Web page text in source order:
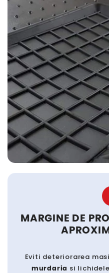
MARGINE DE
Eviti deteriorarea
murdaria si